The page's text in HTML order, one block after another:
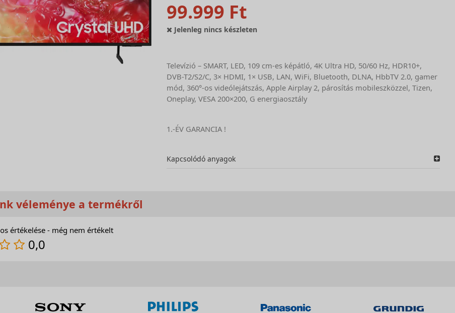
99.999 Ft
Jelenleg nincs készleten
Televízió – SMART, LED, 109 cm-es képátló, 4K Ultra HD, 50/60 Hz, HDR10+,
DVB-T2/S2/C, 3× HDMI, 1× USB, LAN, WiFi, Bluetooth, DLNA, HbbTV 2.0, gamer
mód, 360°-os videólejátszás, Apple Airplay 2, párosítás mobileszközzel, Tizen,
Oneplay, VESA 200×200, G energiaosztály
1.-ÉV GARANCIA !
Kapcsolódó anyagok
véleménye a termékről
értékelése - még nem értékelt
0,0